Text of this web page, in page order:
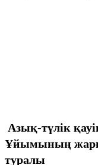
Азық-түлік
Ұйымының
туралы